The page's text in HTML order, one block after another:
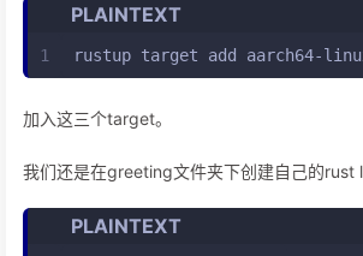
PLAINTEXT
1 rustup target add aarch64-
加入这三个target。
我们还是在greeting文件夹下创建自己的rust
PLAINTEXT